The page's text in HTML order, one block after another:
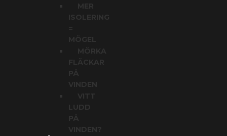
MER
ISOLERING
MÖGEL
MÖRKA
FLÄCKAR
PÅ
VINDEN
VITT
PÅ
VINDEN?